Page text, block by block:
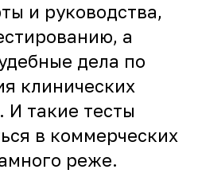
и руководства,
а
дела по
клинических
И такие тесты
в коммерческих
реже.